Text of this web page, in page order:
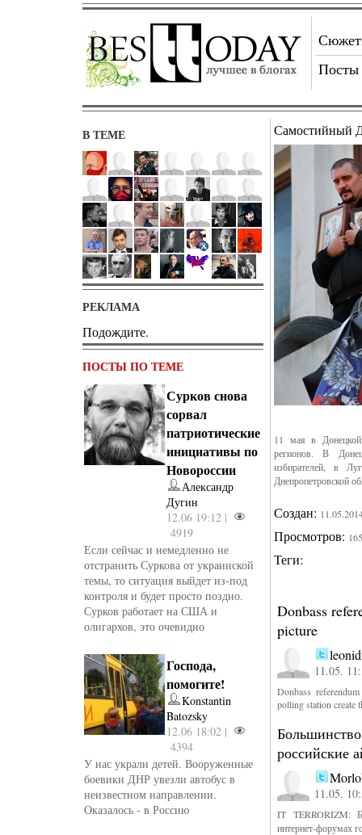
Посты
В ТЕМЕ
РЕКЛАМА
Подождите.
ПОСТЫ ПО ТЕМЕ
Сурков снова
сорвал
патриотические
инициативы по
Новороссии
Александр
Дугин
12.06 19:12 |
4919
Если сейчас и немедленно не
отстранить Суркова от украинской
темы, то ситуация выйдет из-под
контроля и будет просто поздно.
Сурков работает на США и
олигархов, это очевидно
Господа,
помогите!
Konstantin
Batozsky
12.06 18:02 |
4394
У нас украли детей. Вооруженные
боевики ДНР увезли автобус в
неизвестном направлении.
Оказалось - в Россию
Самостийный
11 мая в Донецкой
регионов. В
избирателей, в
Днепропетровской
Создан:
Просмотров:
Теги:
Donbass
picture
11.05.
Donbass
polling station create
российские
11.05.
IT TERRORIZM:
интернет-форумах